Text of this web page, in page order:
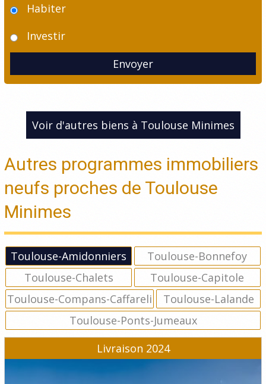
Habiter
Investir
Envoyer
Voir d'autres biens à Toulouse Minimes
Autres programmes immobiliers
neufs proches de Toulouse
Minimes
Toulouse-Amidonniers
Toulouse-Bonnefoy
Toulouse-Chalets
Toulouse-Capitole
Toulouse-Compans-Caffareli
Toulouse-Lalande
Toulouse-Ponts-Jumeaux
Livraison 2024